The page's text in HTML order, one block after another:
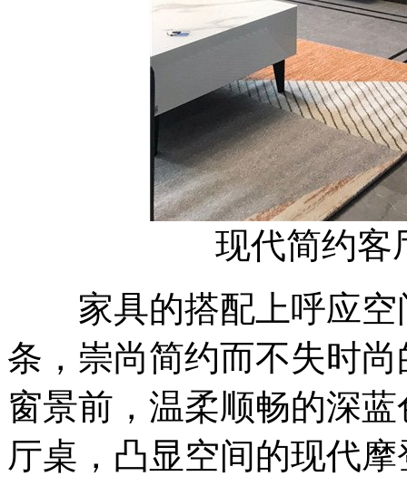
现代简约客
家具的搭配上呼应空
条，崇尚简约而不失时
窗景前，温柔顺畅的深
厅桌，凸显空间的现代